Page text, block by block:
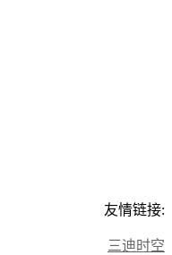
友情链接:
三迪时空